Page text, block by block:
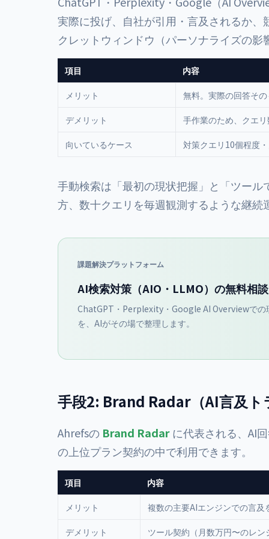
実際に投げ、自社が引用・言及されるか
クレットウィンドウ（パーソナライズの
項目 内容
メリット 無料。実際の回答そ
デメリット 手作業のため、クエ
向いているケース 対策クエリ10個程度
手動検索は「最初の現状把握」と「ツー
方、数十クエリを毎週観測するような継
課題解決プラットフォーム
AI検索対策（AIO・LLMO）の無料相
ChatGPT・Perplexity・Google AI Overviewでの
を、AIがその場で整理します。
手段2: Brand Radar（AI言及ト
Ahrefsの Brand Radarに代表される、AI
の上位プラン契約の中で利用できます。
項目 内容
メリット 複数の主要AIエンジンでの言
デメリット ツール契約（月数万円〜のレ